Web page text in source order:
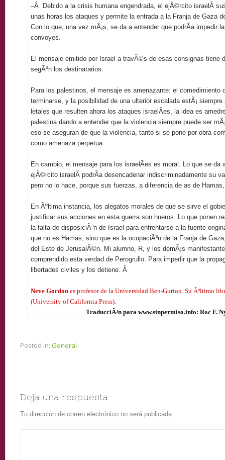
–Â
Debido a la crisis humana engendrada, el ejÃ©rcito israelÃ­
unas horas los ataques y permite la entrada a la Franja de Gaza
Con lo que, una vez mÃ¡s, se da a entender que podrÃ­a impedir
convoyes.
El mensaje emitido por Israel a travÃ©s de esas consignas tiene
segÃºn los destinatarios.
Para los palestinos, el mensaje es amenazante: el comedimiento
terminarse, y la posibilidad de una ulterior escalada estÃ¡
letales que resulten ahora los ataques israelÃ­es, la idea es
palestina dando a entender que la violencia siempre puede ser
eso se aseguran de que la violencia, tanto si se pone por obra
como amenaza perpetua.
En cambio, el mensaje para los israelÃ­es es moral. Lo que se da
ejÃ©rcito israelÃ­ podrÃ­a desencadenar indiscriminadamente su
pero no lo hace, porque sus fuerzas, a diferencia de as de
En Ãºltima instancia, los alegatos morales de que se sirve el
justificar sus acciones en esta guerra son hueros. Lo que ponen
la falta de disposiciÃ³n de Israel para enfrentarse a la fuente
que no es Hamas, sino que es la ocupaciÃ³n de la Franja de
del Este de JerusalÃ©n. Mi alumno, R, y los demÃ¡s
comprendido esta verdad de Perogrullo. Para impedir que la
libertades civiles y los detiene. Â
Neve Gordones profesor de la Universidad Ben-Gurion. Su Ãºltimo
(University of California Press).
TraducciÃ³n para www.sinpermiso.info: Roc F.
Posted in: General
Deja una respuesta
Tu dirección de correo electrónico no será publicada.